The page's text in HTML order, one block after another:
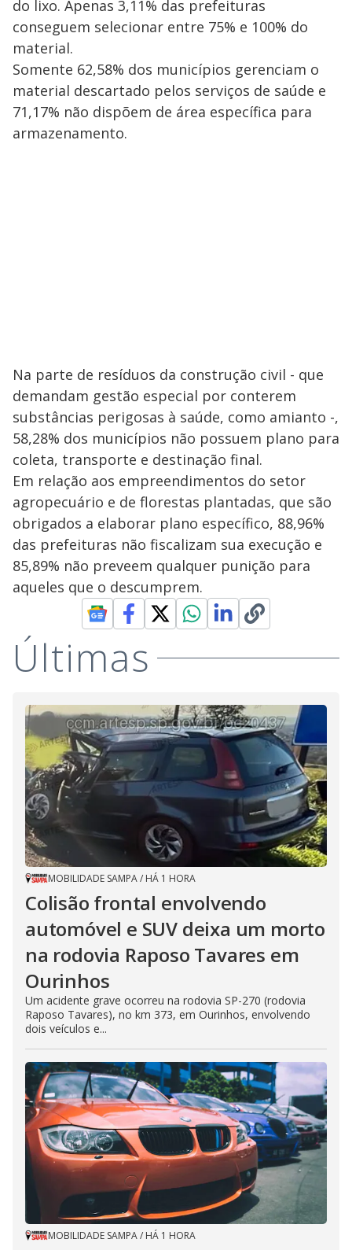
do lixo. Apenas 3,11% das prefeituras
conseguem selecionar entre 75% e 100% do
material.
Somente 62,58% dos municípios gerenciam o
material descartado pelos serviços de saúde e
71,17% não dispõem de área específica para
armazenamento.
Na parte de resíduos da construção civil - que
demandam gestão especial por conterem
substâncias perigosas à saúde, como amianto -,
58,28% dos municípios não possuem plano para
coleta, transporte e destinação final.
Em relação aos empreendimentos do setor
agropecuário e de florestas plantadas, que são
obrigados a elaborar plano específico, 88,96%
das prefeituras não fiscalizam sua execução e
85,89% não preveem qualquer punição para
aqueles que o descumprem.
Últimas
MOBILIDADE SAMPA/ HÁ 1 HORA
Colisão frontal envolvendo
automóvel e SUV deixa um morto
na rodovia Raposo Tavares em
Ourinhos
Um acidente grave ocorreu na rodovia SP-270 (rodovia
Raposo Tavares), no km 373, em Ourinhos, envolvendo
dois veículos e...
MOBILIDADE SAMPA/ HÁ 1 HORA